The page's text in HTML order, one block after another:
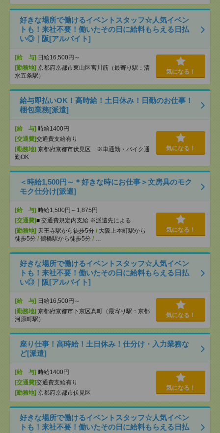
好きな場所で働けるイベントスタッフ☆人気イベン
トも！来社不要！働いたその日に給料もらえる日払
い◎｜阪[アルバイト]
[給 与] 日給16,500円～
[勤務地] 京都府京都市東山区宮川筋（最寄り駅：清
水五条駅）
気になる！
給与即払いOK！高時給！土日休み！日勤のお仕事！
梱包業務[派遣]
[給 与] 時給1400円
[交通費]交通費支給有り
[勤務地] 京都府京都市伏見区 ※車通勤・バイク通
勤OK
気になる！
＜時給1,500円～＊好きな時にお仕事＞文房具のモク
モク仕分け[派遣]
[給 与] 時給1,500円～1,875円
[交通費]■ 交通費規定内支給 ※派遣先による
[勤務地] 天王寺駅から徒歩5分 / 大阪上本町駅から
徒歩5分 / 鶴橋駅から徒歩5分 / …
気になる！
好きな場所で働けるイベントスタッフ☆人気イベン
トも！来社不要！働いたその日に給料もらえる日払
い◎｜阪[アルバイト]
[給 与] 日給16,500円～
[勤務地] 京都府京都市下京区真町（最寄り駅：京都
河原町駅）
気になる！
座り仕事！高時給！土日休み！仕分け・入力業務な
ど[派遣]
[給 与] 時給1400円
[交通費]交通費支給有り
[勤務地] 京都府京都市伏見区
気になる！
好きな場所で働けるイベントスタッフ☆人気イベン
トも！来社不要！働いたその日に給料もらえる日払